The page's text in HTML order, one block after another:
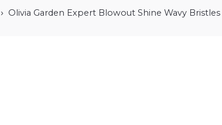
Olivia Garden Expert Blowout Shine Wavy Bristles